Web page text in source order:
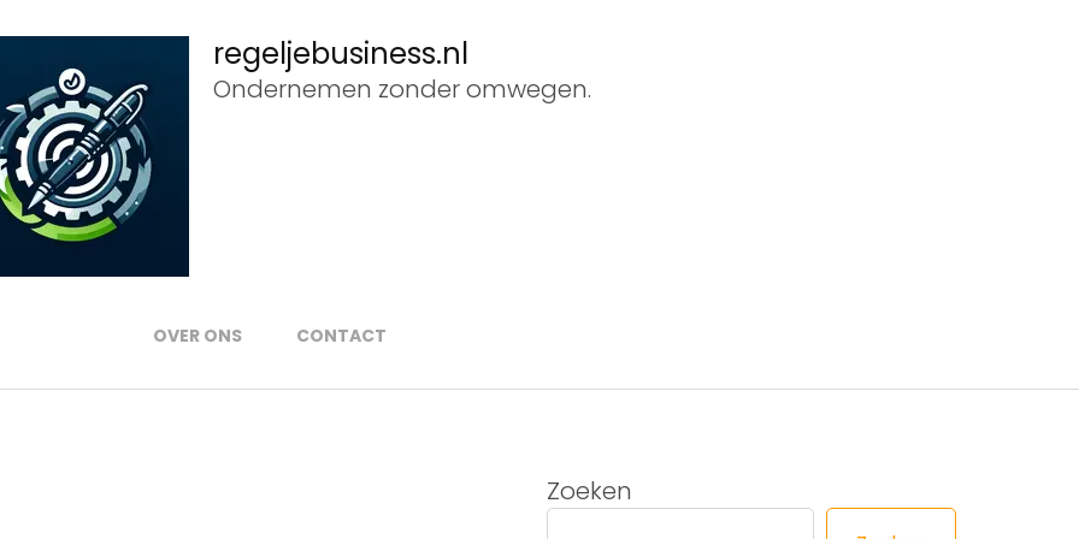
regeljebusiness.nl
Ondernemen zonder omwegen.
OVER ONS CONTACT
Zoeken